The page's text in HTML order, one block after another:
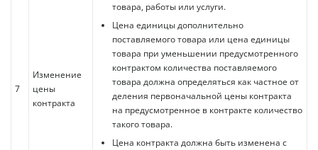
7
Изменение
цены
контракта
товара, работы или услуги.
Цена единицы дополнительно
поставляемого товара или цена единицы
товара при уменьшении предусмотренного
контрактом количества поставляемого
товара должна определяться как частное от
деления первоначальной цены контракта
на предусмотренное в контракте количество
такого товара.
Цена контракта должна быть изменена с